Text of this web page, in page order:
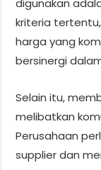
digunakan
kriteria
harga yang
bersinergi
Selain itu,
melibatkan
Perusahaan
supplier dan